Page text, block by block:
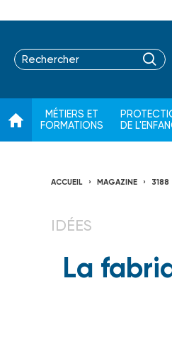
MÉTIERS ET
FORMATIONS
DE
ACCUEIL MAGAZINE 3188
IDÉES
La